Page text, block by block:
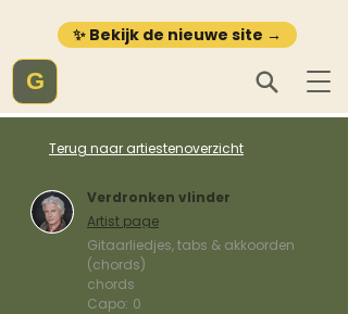
✨ Bekijk de nieuwe site →
G
Terug naar artiestenoverzicht
Verdronken vlinder
Artist page
Gitaarliedjes, tabs & akkoorden
(chords)
chords
Capo: 0